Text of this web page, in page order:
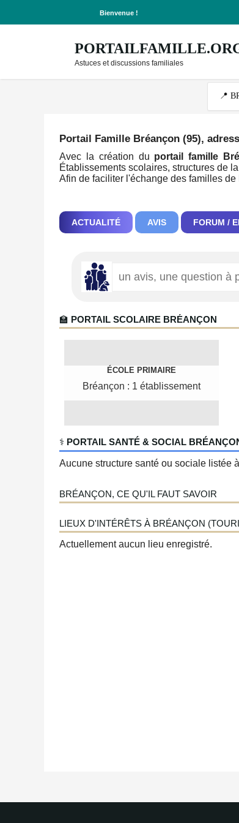
Bienvenue !
Astuces et discussions familiales
Portail Famille Bréançon (95),
Avec la création du portail famille
Établissements scolaires, structures de
Afin de faciliter l'échange des familles
ACTUALITÉ AVIS FORUM /
🏫 PORTAIL SCOLAIRE BRÉANÇON
ÉCOLE PRIMAIRE
Bréançon : 1 établissement
‍⚕️ PORTAIL SANTÉ & SOCIAL
Aucune structure santé ou sociale listée
BRÉANÇON, CE QU'IL FAUT SAVOIR
LIEUX D'INTÉRÊTS À BRÉANÇON
Actuellement aucun lieu enregistré.